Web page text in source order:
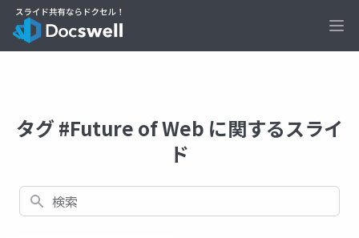
タグ #Future of Web に関するスライ
ド
検索